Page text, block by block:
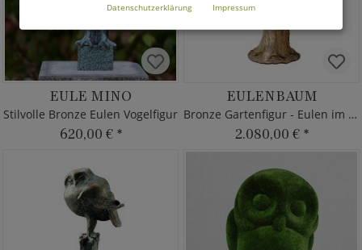
EULE MINO
Stilvolle Bronze Eulen Vogelfigur
620,00 € *
EULENBAUM
Bronze Gartenfigur - Eulen im Baum
2.080,00 € *
Datenschutzerklärung Impressum